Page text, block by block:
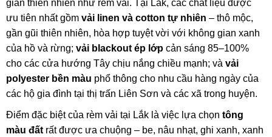
gian thiên nhiên như rèm vải. Tại Lắk, các chất liệu được
ưu tiên nhất gồm vải linen và cotton tự nhiên – thô mộc,
gần gũi thiên nhiên, hòa hợp tuyệt vời với không gian xanh
của hồ và rừng; vải blackout ép lớp cản sáng 85–100%
cho các cửa hướng Tây chịu nắng chiều mạnh; và vải
polyester bền màu phổ thông cho nhu cầu hàng ngày của
các hộ gia đình tại thị trấn Liên Sơn và các xã trong huyện.
Điểm đặc biệt của rèm vải tại Lắk là việc lựa chọn tông
màu đất rất được ưa chuộng – be, nâu nhạt, ghi xanh, xanh